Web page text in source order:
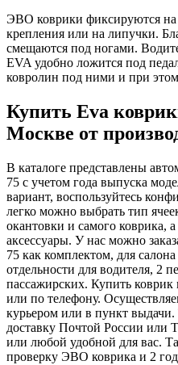
ЭВО коврики фиксируются
крепления или на липучки.
смещаются под ногами.
EVA удобно ложится под
ковролин под ними и при
Купить Eva
Москве от
В каталоге представлены
75 с учетом года выпуска
вариант, воспользуйтесь
легко можно выбрать тип
окантовки и самого коврика,
аксессуары. У нас можно
75 как комплектом, для
отдельности для водителя, 2
пассажирских. Купить
или по телефону.
курьером или в пункт
доставку Почтой России или
или любой удобной для вас.
проверку ЭВО коврика и 2